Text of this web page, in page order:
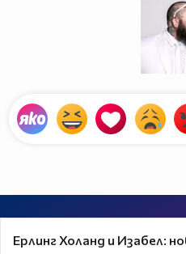
Ерлинг Холанд и Изабел: